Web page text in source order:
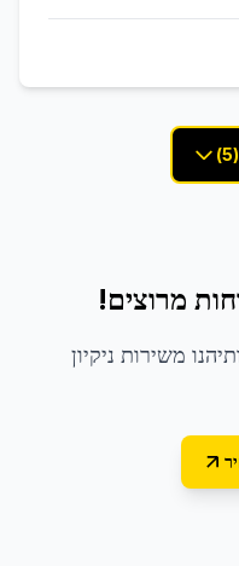
מרוצים!
משירות ניקיון